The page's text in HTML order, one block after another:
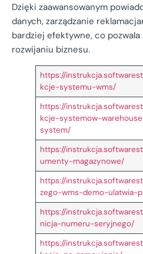
Dzięki zaawansowanym
danych, zarządzanie
bardziej efektywne, co
rozwijaniu biznesu.
https://
kcje-systemu-wms/
https://
kcje-systemow-
system/
https://
umenty-magazynowe/
https://
zego-wms-demo-ulatwia-
https://
nicja-numeru-seryjnego/
https://